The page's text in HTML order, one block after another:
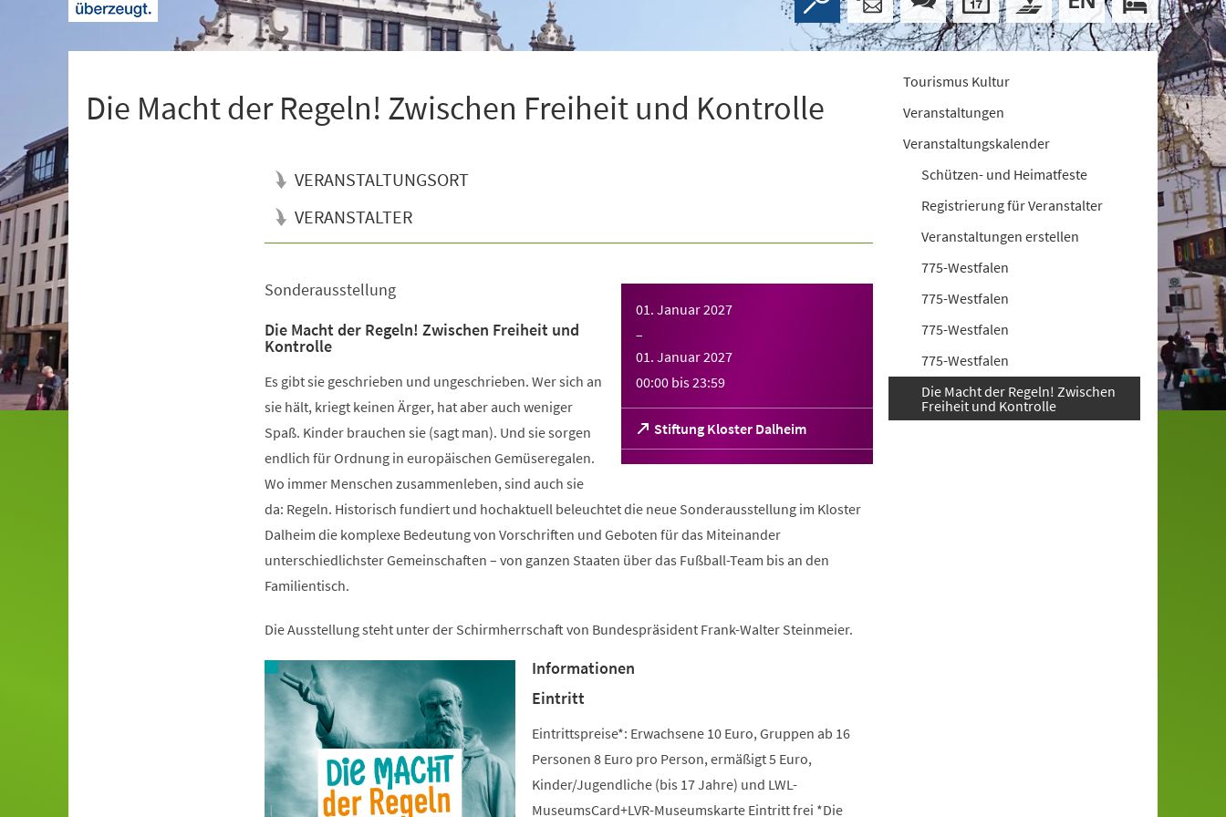
Die Macht der Regeln! Zwischen Freiheit und Kontrolle
VERANSTALTUNGSORT
VERANSTALTER
01. Januar 2027
–
01. Januar 2027
00:00 bis23:59
Stiftung Kloster Dalheim
(Öffnet
in
einem
Sonderausstellung
Die Macht der Regeln! Zwischen Freiheit und
Kontrolle
Es gibt sie geschrieben und ungeschrieben. Wer sich an
sie hält, kriegt keinen Ärger, hat aber auch weniger
Spaß. Kinder brauchen sie (sagt man). Und sie sorgen
endlich für Ordnung in europäischen Gemüseregalen.
Wo immer Menschen zusammenleben, sind auch sie
da: Regeln. Historisch fundiert und hochaktuell beleuchtet die neue Sonderausstellung im Kloster
Dalheim die komplexe Bedeutung von Vorschriften und Geboten für das Miteinander
unterschiedlichster Gemeinschaften – von ganzen Staaten über das Fußball-Team bis an den
Familientisch.
Die Ausstellung steht unter der Schirmherrschaft von Bundespräsident Frank-Walter Steinmeier.
Informationen
Eintritt
Eintrittspreise*: Erwachsene 10 Euro, Gruppen ab 16
Personen 8 Euro pro Person, ermäßigt 5 Euro,
Kinder/Jugendliche (bis 17 Jahre) und LWL-
MuseumsCard+LVR-Museumskarte Eintritt frei *Die
Tourismus Kultur
Veranstaltungen
Veranstaltungskalender
Schützen- und Heimatfeste
Registrierung für Veranstalter
Veranstaltungen erstellen
775-Westfalen
775-Westfalen
775-Westfalen
775-Westfalen
Die Macht der Regeln! Zwischen
Freiheit und Kontrolle